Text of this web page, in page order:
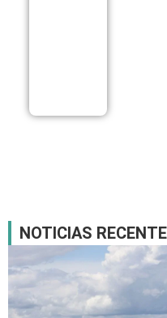
NOTICIAS